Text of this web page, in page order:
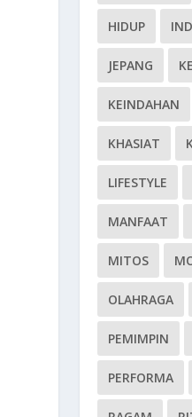
HIDUP
JEPANG
KEINDAHAN
KHASIAT
LIFESTYLE
MANFAAT
MITOS
OLAHRAGA
PEMIMPIN
PERFORMA